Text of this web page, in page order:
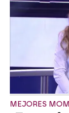
MEJORES